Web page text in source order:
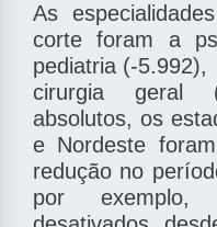
As
corte foram a
pediatria (-
cirurgia geral
absolutos, os
e Nordeste
redução no
por exemplo,